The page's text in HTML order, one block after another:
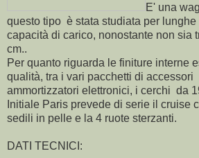
E' una
questo tipo è stata studiata per
capacità di carico, nonostante non sia
cm..
Per quanto riguarda le finiture interne
qualità, tra i vari pacchetti di
ammortizzatori elettronici, i cerchi da
Initiale Paris prevede di serie il cruise
sedili in pelle e la 4 ruote sterzanti.
DATI TECNICI: